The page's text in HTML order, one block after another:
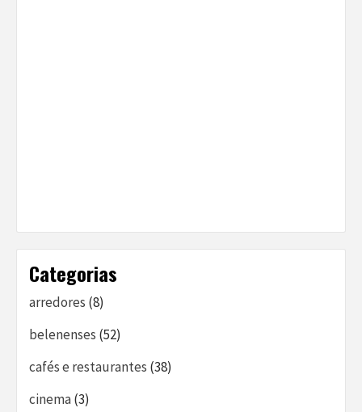
Categorias
arredores (8)
belenenses (52)
cafés e restaurantes (38)
cinema(3)